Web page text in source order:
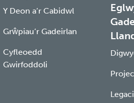
Y Deon a’r Cabidwl
Grŵpiau’r Gadeirlan
Cyfleoedd
Gwirfoddoli